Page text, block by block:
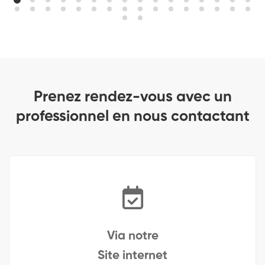
Prenez rendez-vous avec un
professionnel en nous contactant
Via notre
Site internet